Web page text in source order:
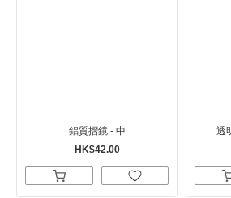
鋁質摺鏡 - 中
HK$42.00